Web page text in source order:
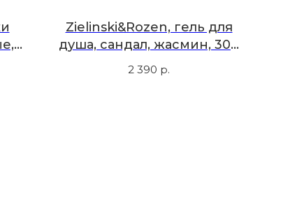
Zielinski&Rozen, гель для
душа, сандал, жасмин, 300
мл
2 390 р.